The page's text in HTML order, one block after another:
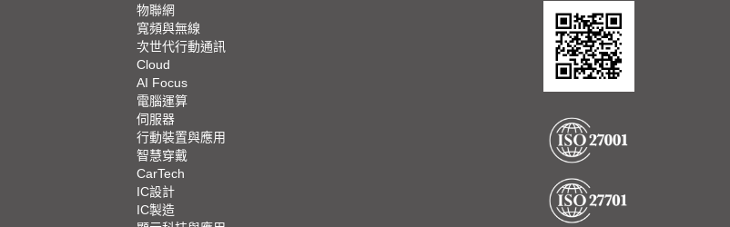
物聯網
寬頻與無線
次世代行動通訊
Cloud
AI Focus
電腦運算
伺服器
行動裝置與應用
智慧穿戴
CarTech
IC設計
IC製造